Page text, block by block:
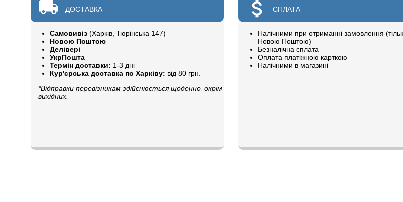
ДОСТАВКА
Самовивіз(Харків, Тюрінська 147)
Новою Поштою
Делівері
УкрПошта
Термін доставки: 1-3 дні
Кур'єрська доставка по Харківу: від 80 грн.
*Відправки перевізникам здійснюється щоденно, окрім
вихідних.
СПЛАТА
Налічними при отриманні замовлення
Новою Поштою)
Безналічна сплата
Оплата платіжною карткою
Налічними в магазині